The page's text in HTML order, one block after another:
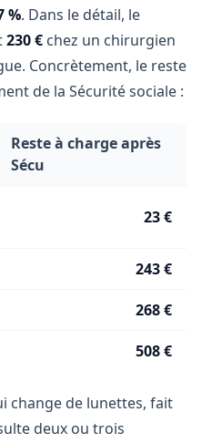
%. Dans le détail, le
230 € chez un chirurgien
Concrètement, le reste
de la Sécurité sociale :
Reste à charge après
Sécu
23 €
243 €
268 €
508 €
change de lunettes, fait
deux ou trois